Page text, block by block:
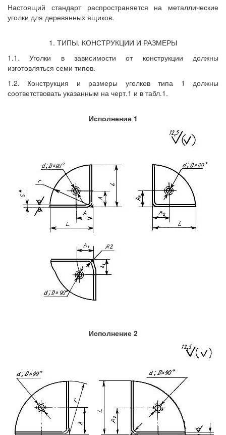
Настоящий стандарт распространяется на металлические
уголки для деревянных ящиков.
1. ТИПЫ. КОНСТРУКЦИИ И РАЗМЕРЫ
1.1. Уголки в зависимости от конструкции должны
изготовляться семи типов.
1.2. Конструкция и размеры уголков типа 1 должны
соответствовать указанным на черт.1 и в табл.1.
Исполнение 1
Исполнение 2